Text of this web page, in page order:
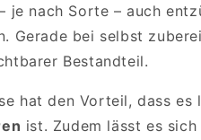
je nach Sorte – auch
Gerade bei selbst
Bestandteil.
hat den Vorteil, dass es
ist. Zudem lässt es